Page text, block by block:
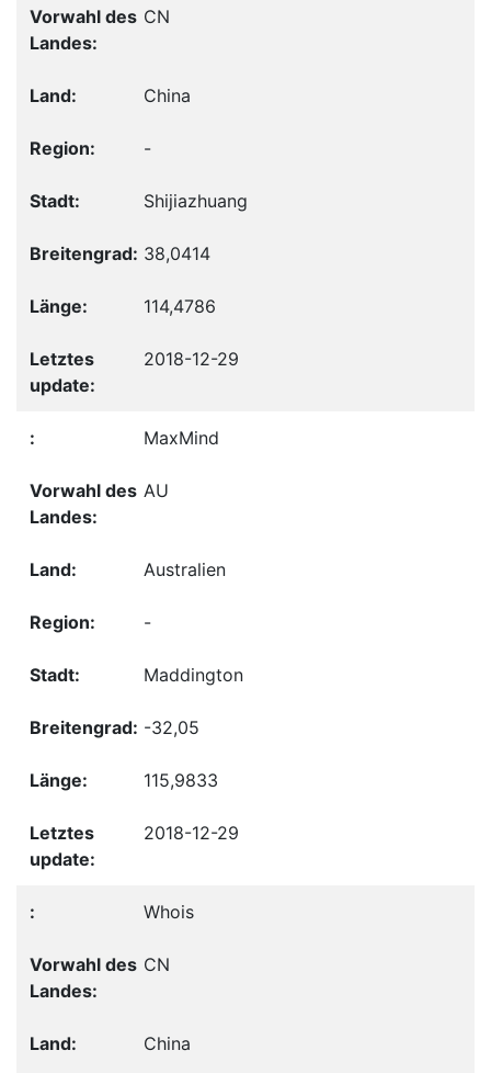
CN
China
-
Shijiazhuang
38,0414
114,4786
2018-12-29
MaxMind
AU
Australien
-
Maddington
-32,05
115,9833
2018-12-29
Whois
CN
China